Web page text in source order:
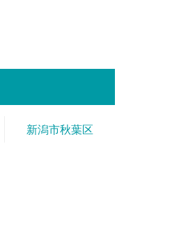
新潟市秋葉区